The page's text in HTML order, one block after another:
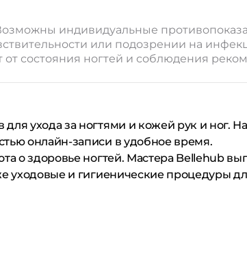
индивидуальные
или подозрении на
от состояния ногтей и соблюдения
ухода за ногтями и кожей рук и ног.
онлайн-записи в удобное время.
о здоровье ногтей. Мастера Bellehub
уходовые и гигиенические процедуры